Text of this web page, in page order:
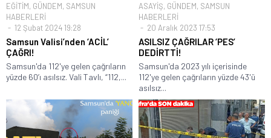
EĞİTİM, GÜNDEM, SAMSUN
HABERLERİ
12 Şubat 2024 19:28
Samsun Valisi’nden ‘ACİL’
ÇAĞRI!
Samsun'da 112'ye gelen çağrıların
yüzde 60’ı asılsız. Vali Tavlı, “112,...
ASAYİŞ, GÜNDEM, SAMSUN
HABERLERİ
20 Aralık 2023 17:53
ASILSIZ ÇAĞRILAR ‘PES’
DEDİRTTİ!
Samsun'da 2023 yılı içerisinde
112'ye gelen çağrıların yüzde 43'ü
asılsız...